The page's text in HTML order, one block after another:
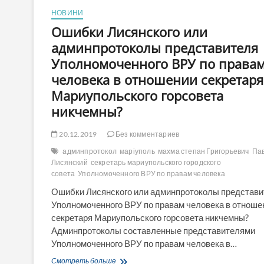
НОВИНИ
Ошибки Лисянского или
админпротоколы представителя
Уполномоченного ВРУ по
человека в отношении секретаря
Мариупольского горсовета
никчемны?
20.12.2019
Без комментариев
админпротокол маріуполь махма степан Григорьевич
Лисянский секретарь мариупольского городского
совета Уполномоченного ВРУ по правам человека
Ошибки Лисянского или админпротоколы
Уполномоченного ВРУ по правам человека в
секретаря Мариупольского горсовета никчемны?
Админпротоколы составленные представителями
Уполномоченного ВРУ по правам человека в…
Смотреть большеОшибки